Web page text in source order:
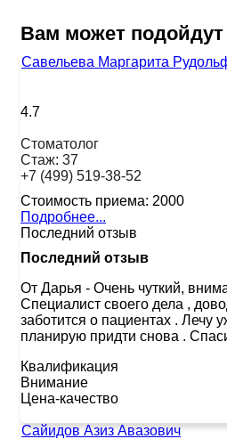
Вам может подойдут
Савельева Маргарита
4.7
Стоматолог
Стаж: 37
+7 (499) 519-38-52
Стоимость приема: 2000
Подробнее...
Последний отзыв
Последний отзыв
От Дарья - Очень чуткий,
Специалист своего дела ,
заботится о пациентах . Лечу
планирую придти снова .
Квалификация
Внимание
Цена-качество
Сайидов Азиз Авазович